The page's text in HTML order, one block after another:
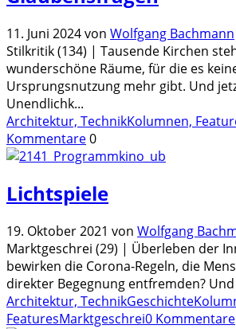
11. Juni 2024von Wolfgang Bachmann
Stilkritik (134) | Tausende Kirchen
wunderschöne Räume, für die es
Ursprungsnutzung mehr gibt. Und
Unendlichk...
Architektur, TechnikKolumnen,
Kommentare0
Lichtspiele
19. Oktober 2021 von Wolfgang
Marktgeschrei (29) | Überleben der
bewirken die Corona-Regeln, die
direkter Begegnung entfremden?
Architektur, TechnikGeschichte
FeaturesMarktgeschrei0 Kommentare